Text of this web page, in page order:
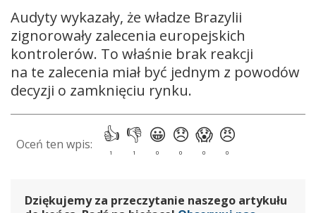
Audyty wykazały, że władze Brazylii
zignorowały zalecenia europejskich
kontrolerów. To właśnie brak reakcji
na te zalecenia miał być jednym z powodów
decyzji o zamknięciu rynku.
Dziękujemy za przeczytanie naszego artykułu